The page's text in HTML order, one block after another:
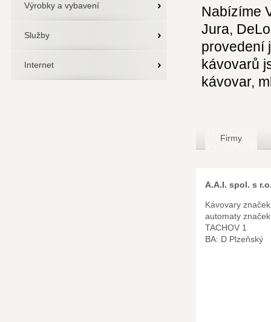
Výrobky a vybavení
Služby
Internet
Nabízíme
Jura,
provedení
kávovarů
kávovar,
Firmy
A.A.I. spol. s
Kávovary
automaty
TACHOV 1
BA: D Plzeňský